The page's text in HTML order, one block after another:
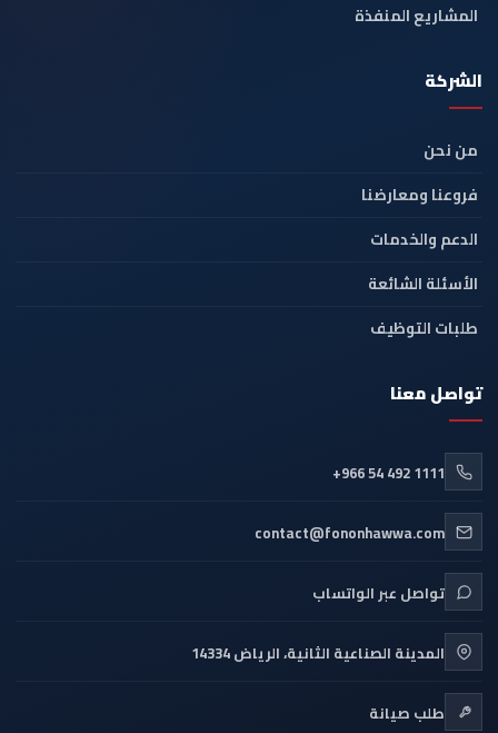
المشاريع المنفذة
الشركة
من نحن
فروعنا ومعارضنا
الدعم والخدمات
الأسئلة الشائعة
طلبات التوظيف
تواصل معنا
+966 54 492 1111
contact@fononhawwa.com
تواصل عبر الواتساب
المدينة الصناعية الثانية، الرياض 14334
طلب صيانة